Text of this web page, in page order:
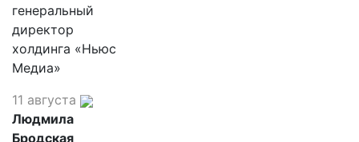
генеральный
директор
холдинга «Ньюс
Медиа»
11 августа
Людмила
Бродская